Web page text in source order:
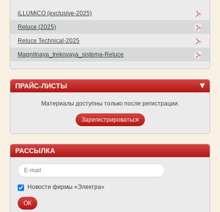
iLLUMiCO (exclusive-2025)
Reluce (2025)
Reluce Technical-2025
Magnitnaya_trekovaya_sistema-Reluce
ПРАЙС-ЛИСТЫ
Материалы доступны только после регистрации.
Зарегистрироваться
РАССЫЛКА
Новости фирмы «Электра»